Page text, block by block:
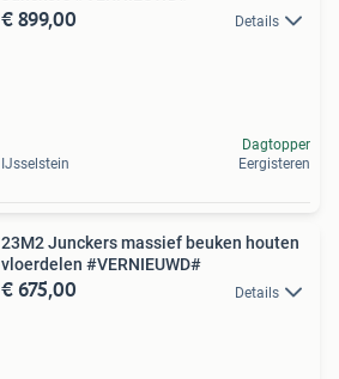
€ 899,00 Details
IJsselstein
Dagtopper
Eergisteren
23M2 Junckers massief beuken houten
vloerdelen #VERNIEUWD#
€ 675,00 Details